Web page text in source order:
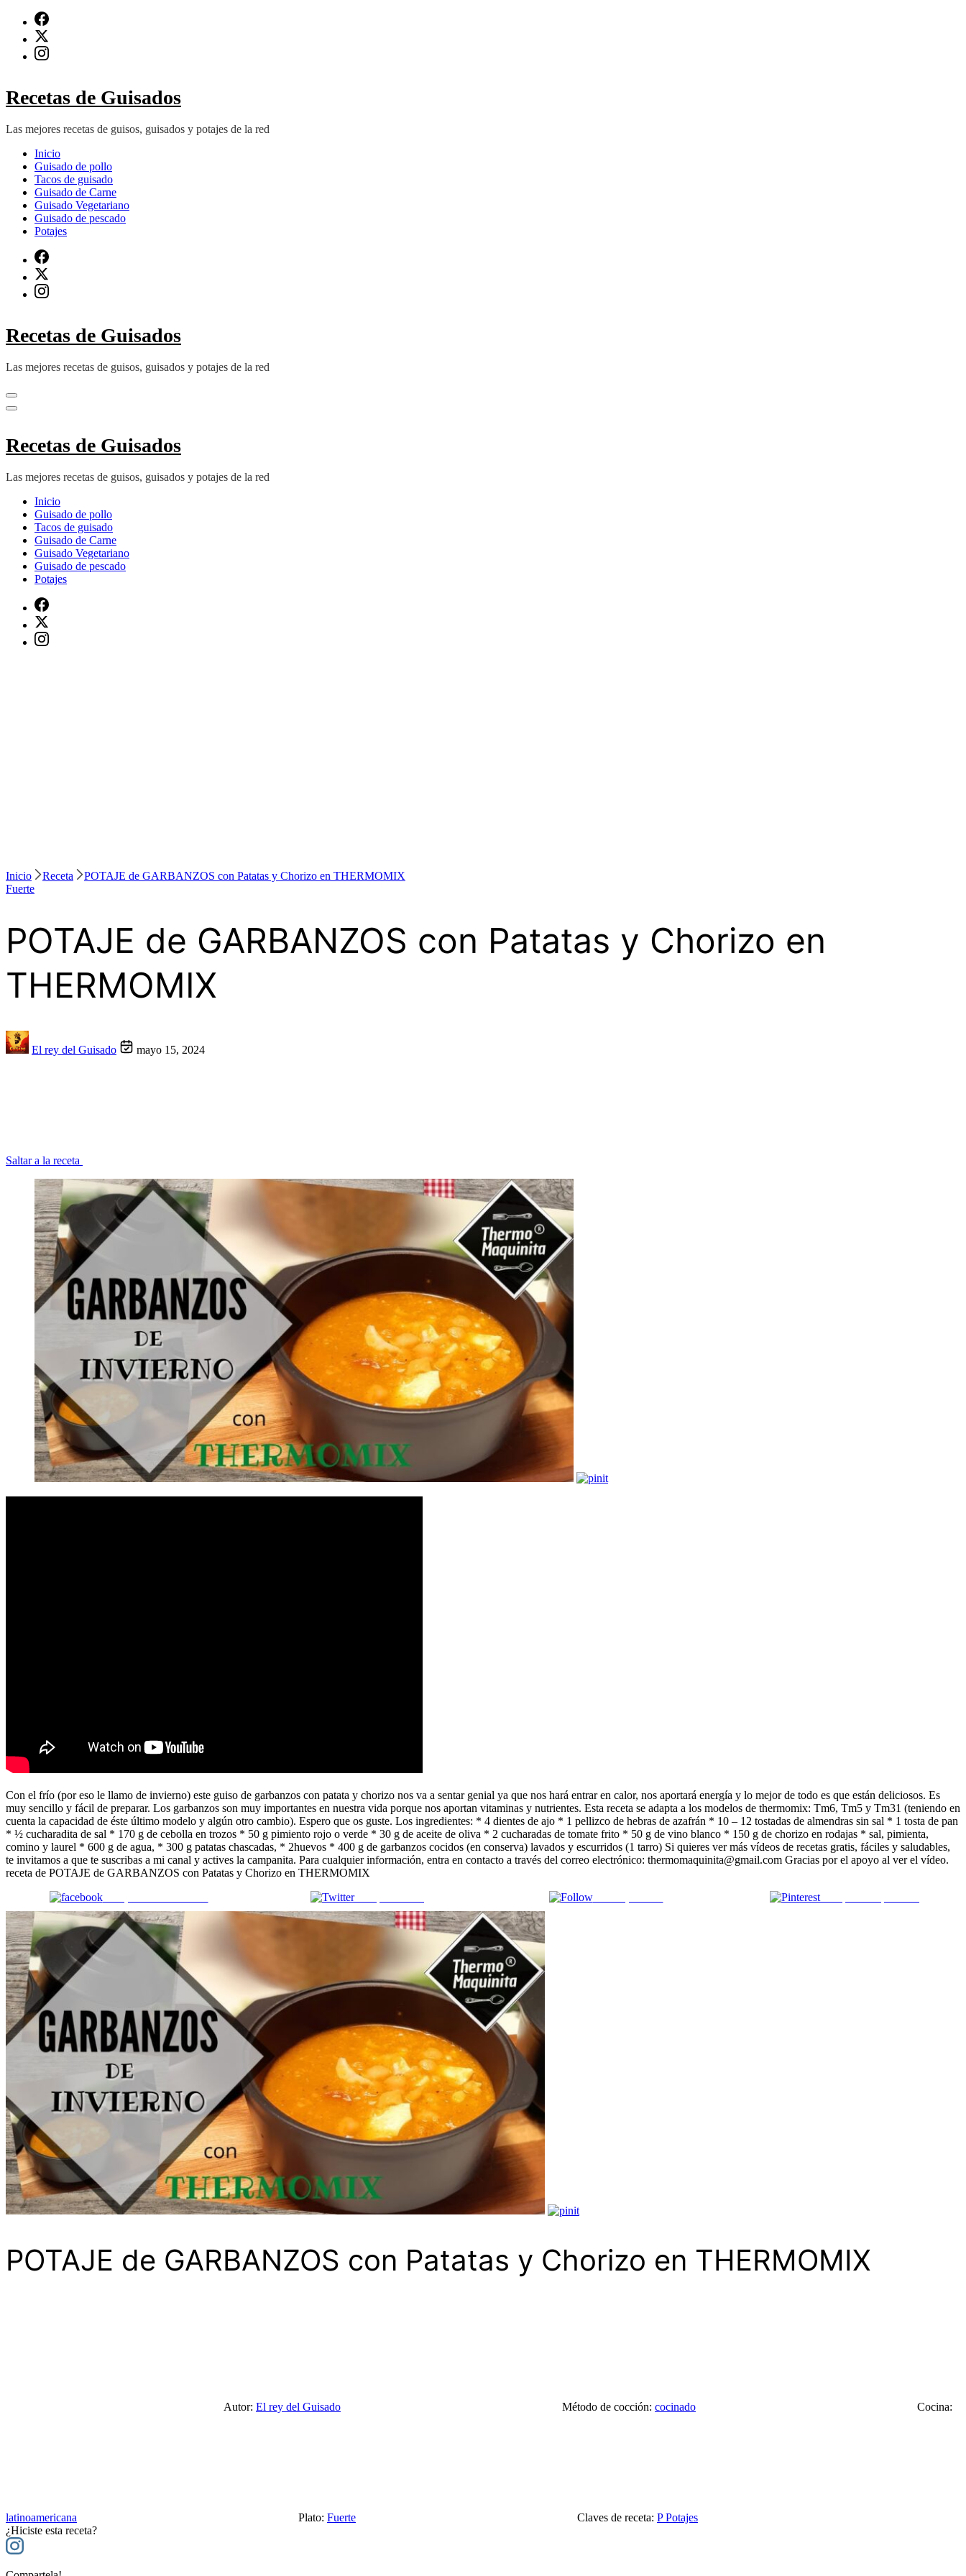
contenido
(presiona
Recetas de Guisados
Las mejores recetas de guisos, guisados y potajes de la red
Inicio
Guisado de pollo
Tacos de guisado
Guisado de Carne
Guisado Vegetariano
Guisado de pescado
Potajes
Recetas de Guisados
Las mejores recetas de guisos, guisados y potajes de la red
Recetas de Guisados
Las mejores recetas de guisos, guisados y potajes de la red
Inicio
Guisado de pollo
Tacos de guisado
Guisado de Carne
Guisado Vegetariano
Guisado de pescado
Potajes
Inicio Receta
POTAJE de GARBANZOS con Patatas y Chorizo en THERMOMIX
Fuerte
POTAJE de GARBANZOS con Patatas y Chorizo en
THERMOMIX
El rey del Guisado mayo 15, 2024
Saltar a la receta
Con el frío (por eso le llamo de invierno) este guiso de garbanzos con patata y chorizo ​​nos va a sentar genial ya que nos hará entrar en calor, nos aportará energía y lo mejor de todo es que están deliciosos. Es
muy sencillo y fácil de preparar. Los garbanzos son muy importantes en nuestra vida porque nos aportan vitaminas y nutrientes. Esta receta se adapta a los modelos de thermomix: Tm6, Tm5 y Tm31 (teniendo en
cuenta la capacidad de éste último modelo y algún otro cambio). Espero que os guste. Los ingredientes: * 4 dientes de ajo * 1 pellizco de hebras de azafrán * 10 – 12 tostadas de almendras sin sal * 1 tosta de pan
* ½ cucharadita de sal * 170 g de cebolla en trozos * 50 g pimiento rojo o verde * 30 g de aceite de oliva * 2 cucharadas de tomate frito * 50 g de vino blanco * 150 g de chorizo ​​en rodajas * sal, pimienta,
comino y laurel * 600 g de agua, * 300 g patatas chascadas, * 2huevos * 400 g de garbanzos cocidos (en conserva) lavados y escurridos (1 tarro) Si quieres ver más vídeos de recetas gratis, fáciles y saludables,
te invitamos a que te suscribas a mi canal y actives la campanita. Para cualquier información, entra en contacto a través del correo electrónico: thermomaquinita@gmail.com Gracias por el apoyo al ver el vídeo.
receta de POTAJE de GARBANZOS con Patatas y Chorizo en THERMOMIX
Comparte en Facebook
Comparte en X Enviar por mail
POTAJE de GARBANZOS con Patatas y Chorizo en THERMOMIX
Autor: El rey del Guisado Método de cocción: cocinado Cocina:
latinoamericana Plato: Fuerte Claves de receta: P Potajes
¿Hiciste esta receta?